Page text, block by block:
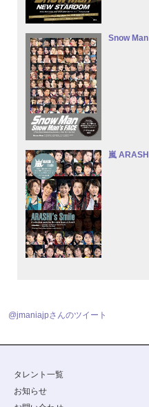
Snow
嵐
@jmaniajpさんのツイート
タレント一覧
お知らせ